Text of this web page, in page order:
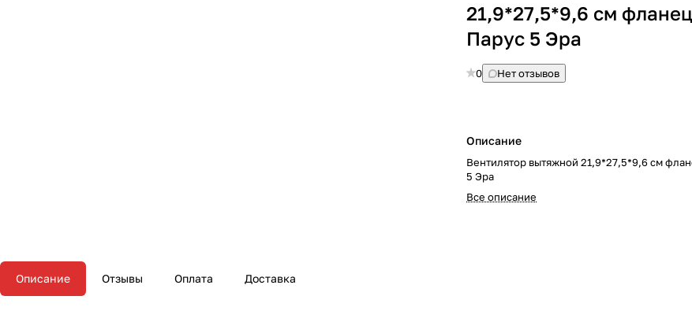
21,9*27,5*9,6 см
Парус 5 Эра
0 Нет отзывов
Описание
Вентилятор вытяжной 21,9*27,5*9,6 см
5 Эра
Все описание
Описание Отзывы Оплата Доставка